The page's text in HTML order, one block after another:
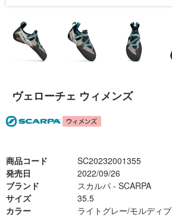
ヴェローチェ ウィメンズ
商品コード
SC20232001355
発売日
2022/09/26
ブランド
スカルパ - SCARPA
サイズ
35.5
カラー
ライトグレー/モルディブ